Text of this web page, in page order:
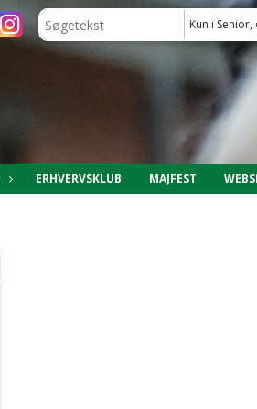
Kun i
ERHVERVSKLUB MAJFEST